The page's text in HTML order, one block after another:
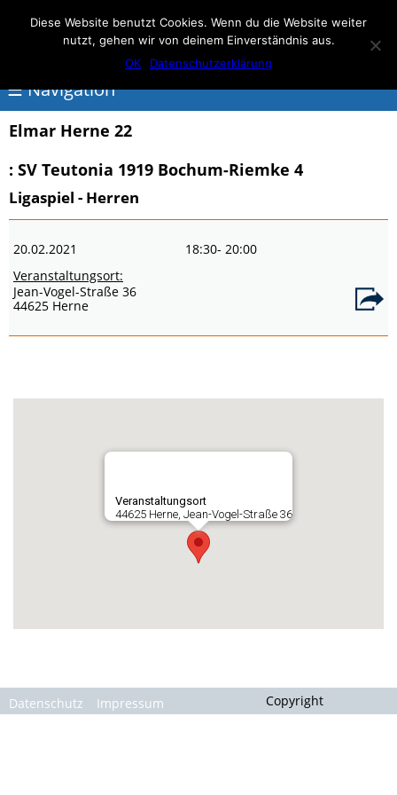
Elmar Herne 22
100% Handball
☰ Navigation
Elmar
Herne
Events
Handball
Schwimmen
Gallerie
Elmar Herne 22
: SV Teutonia 1919 Bochum-Riemke 4
Ligaspiel - Herren
20.02.2021 18:30- 20:00
Veranstaltungsort:
Jean-Vogel-Straße 36
44625 Herne
Veranstaltungsort
44625 Herne, Jean-Vogel-Straße 36
Datenschutz Impressum Copyright
Diese Website benutzt Cookies. Wenn du die Website weiter
nutzt, gehen wir von deinem Einverständnis aus.
OK
Datenschutzerklärung